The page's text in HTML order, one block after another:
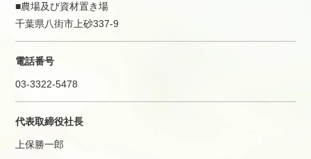
■農場及び資材置き場
千葉県八街市上砂337-9
電話番号
03-3322-5478
代表取締役社長
上保勝一郎